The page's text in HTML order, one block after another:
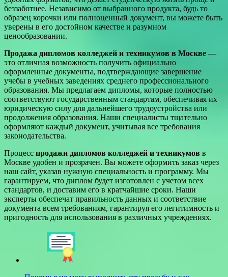
беззаботнее. Независимо от выбранного продукта, будь то
образец корочки или полноценный документ, вы можете быть
уверены в его достойном качестве и разумном
ценообразовании.
Продажа дипломов колледжей и техникумов в Москве —
это отличная возможность получить официально
оформленные документы, подтверждающие завершение
учебы в учебных заведениях среднего профессионального
образования. Мы предлагаем дипломы, которые полностью
соответствуют государственным стандартам, обеспечивая их
юридическую силу для дальнейшего трудоустройства или
продолжения образования. Наши специалисты тщательно
оформляют каждый документ, учитывая все требования
законодательства.
Процесс продажи дипломов колледжей и техникумов в
Москве удобен и прозрачен. Вы можете оформить заказ через
наш сайт, указав нужную специальность и программу. Мы
гарантируем, что диплом будет изготовлен с учетом всех
стандартов, и доставим его в кратчайшие сроки. Наши
эксперты обеспечат правильность данных и соответствие
документа всем требованиям, гарантируя его легитимность и
пригодность для использования в различных учреждениях.